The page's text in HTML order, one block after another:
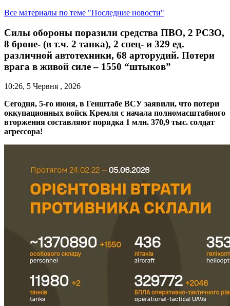
Все материалы по теме "Последние новости"
Силы обороны поразили средства ПВО, 2 РСЗО,
8 броне- (в т.ч. 2 танка), 2 спец- и 329 ед.
различной автотехники, 68 арторудий. Потери
врага в живой силе – 1550 “штыков”
10:26, 5 Червня , 2026
Сегодня, 5-го июня, в Генштабе ВСУ заявили, что потери
оккупационных войск Кремля с начала полномасштабного
вторжения составляют порядка 1 млн. 370,9 тыс. солдат
агрессора!